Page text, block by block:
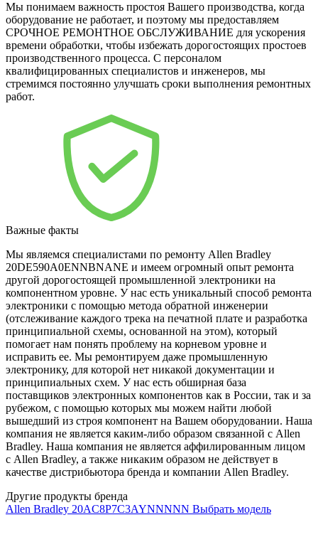
Мы понимаем важность простоя Вашего производства, когда
оборудование не работает, и поэтому мы предоставляем
СРОЧНОЕ РЕМОНТНОЕ ОБСЛУЖИВАНИЕ для ускорения
времени обработки, чтобы избежать дорогостоящих простоев
производственного процесса. С персоналом
квалифицированных специалистов и инженеров, мы
стремимся постоянно улучшать сроки выполнения ремонтных
работ.
Важные факты
Мы являемся специалистами по ремонту Allen Bradley
20DE590A0ENNBNANE и имеем огромный опыт ремонта
другой дорогостоящей промышленной электроники на
компонентном уровне. У нас есть уникальный способ ремонта
электроники с помощью метода обратной инженерии
(отслеживание каждого трека на печатной плате и разработка
принципиальной схемы, основанной на этом), который
помогает нам понять проблему на корневом уровне и
исправить ее. Мы ремонтируем даже промышленную
электронику, для которой нет никакой документации и
принципиальных схем. У нас есть обширная база
поставщиков электронных компонентов как в России, так и за
рубежом, с помощью которых мы можем найти любой
вышедший из строя компонент на Вашем оборудовании. Наша
компания не является каким-либо образом связанной с Allen
Bradley. Наша компания не является аффилированным лицом
с Allen Bradley, а также никаким образом не действует в
качестве дистрибьютора бренда и компании Allen Bradley.
Другие продукты бренда
Allen Bradley 20AC8P7C3AYNNNNN Выбрать модель